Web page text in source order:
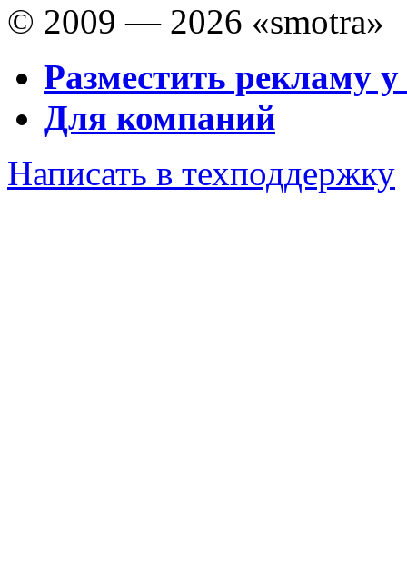
© 2009 — 2026 «smotra»
Разместить рекламу у
Для компаний
Написать в техподдержку